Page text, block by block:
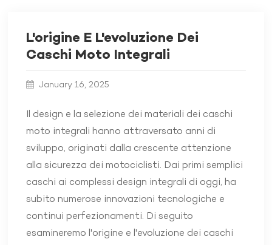
L'origine E L'evoluzione Dei
Caschi Moto Integrali
January 16, 2025
Il design e la selezione dei materiali dei caschi
moto integrali hanno attraversato anni di
sviluppo, originati dalla crescente attenzione
alla sicurezza dei motociclisti. Dai primi semplici
caschi ai complessi design integrali di oggi, ha
subito numerose innovazioni tecnologiche e
continui perfezionamenti. Di seguito
esamineremo l'origine e l'evoluzione dei caschi